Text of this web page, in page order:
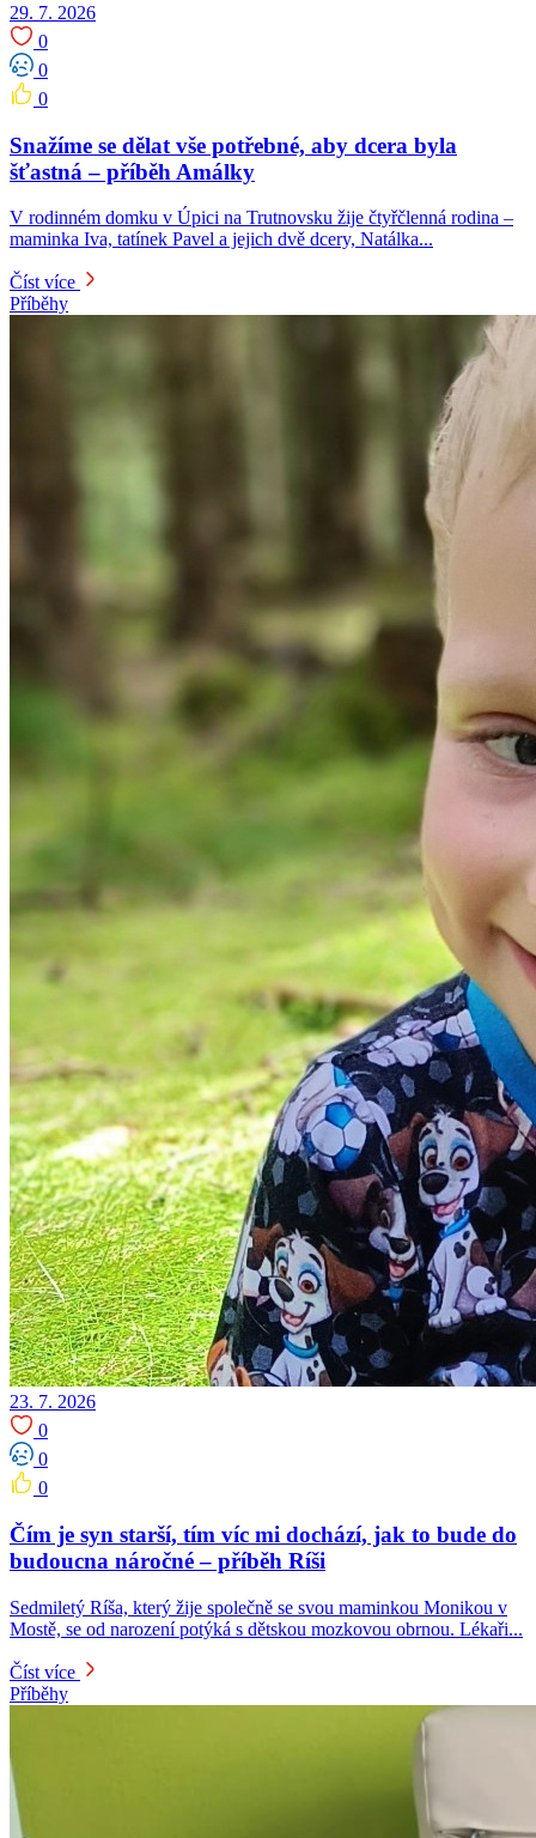
29. 7. 2026
0
0
0
Snažíme se dělat vše potřebné, aby dcera byla
šťastná – příběh Amálky
V rodinném domku v Úpici na Trutnovsku žije čtyřčlenná rodina –
maminka Iva, tatínek Pavel a jejich dvě dcery, Natálka...
Číst více
Příběhy
23. 7. 2026
0
0
0
Čím je syn starší, tím víc mi dochází, jak to bude do
budoucna náročné – příběh Ríši
Sedmiletý Ríša, který žije společně se svou maminkou Monikou v
Mostě, se od narození potýká s dětskou mozkovou obrnou. Lékaři...
Číst více
Příběhy